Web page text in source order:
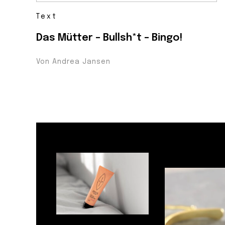
Text
Das Mütter – Bullsh*t – Bingo!
Von Andrea Jansen